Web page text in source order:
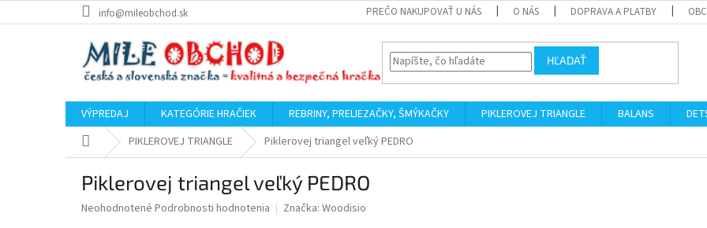
na
info@mileobchod.sk PREČO NAKUPOVAŤ U NÁS O NÁS DOPRAVA A PLATBY
HĽADAŤ
VÝPREDAJ KATEGÓRIE HRAČIEK REBRINY, PRELIEZAČKY, ŠMÝKAČKY PIKLEROVEJ TRIANGLE BALANS
DomovPIKLEROVEJ TRIANGLE Piklerovej triangel veľký PEDRO
Piklerovej triangel veľký PEDRO
Priemerné
Neohodnotené Podrobnosti hodnotenia Značka: Woodisio